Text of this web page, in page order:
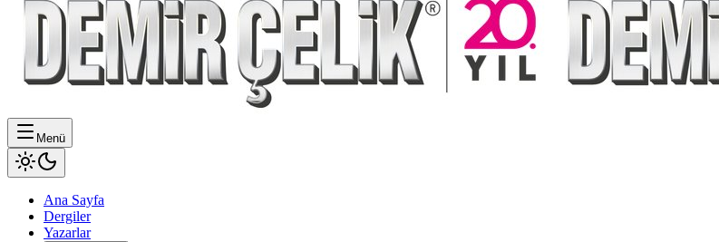
Menü
Ana Sayfa
Dergiler
Yazarlar